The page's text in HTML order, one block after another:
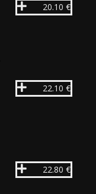
20.10 €
22.10 €
22.80 €